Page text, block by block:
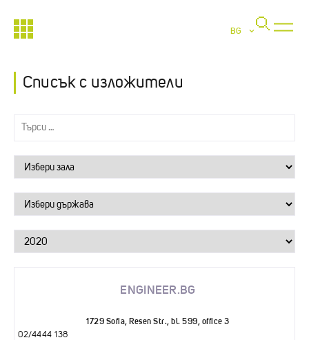
BG
Списък с изложители
ENGINEER.BG
1729 Sofia, Resen Str., bl. 599, office 3
02/4444 138